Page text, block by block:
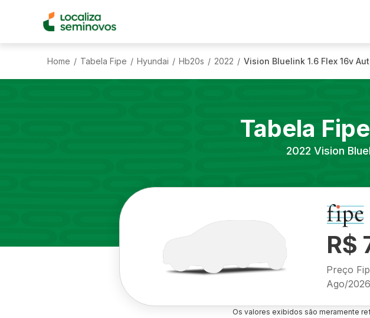
Home / Tabela Fipe / Hyundai / Hb20s / 2022 / Vision Bluelink 1.6 Flex 16v
Tabela Fipe
2022 Vision
R$
Preço
Ago/2026
Os valores exibidos são meramente